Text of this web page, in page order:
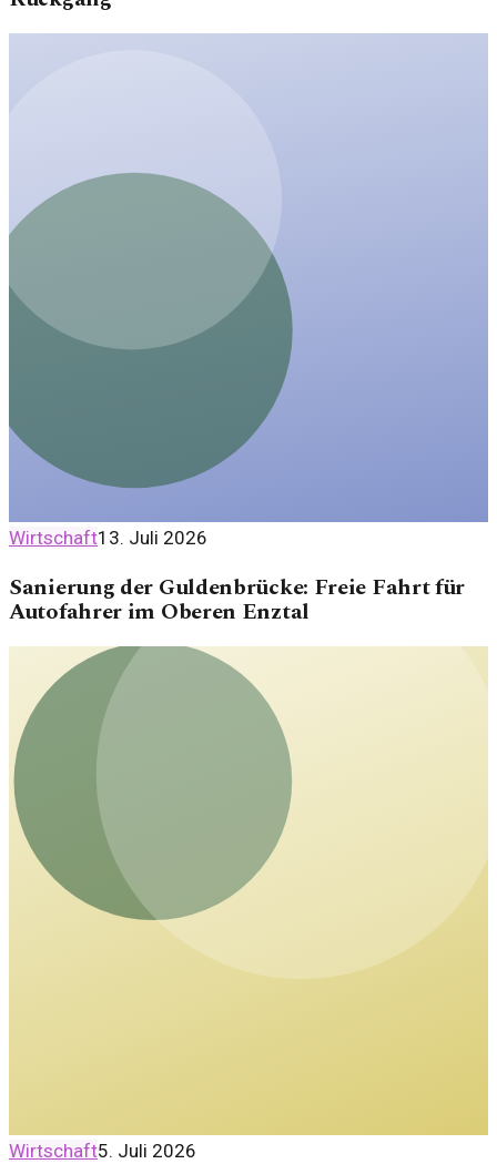
Wirtschaft13. Juli 2026
Sanierung der Guldenbrücke: Freie Fahrt für
Autofahrer im Oberen Enztal
Wirtschaft5. Juli 2026